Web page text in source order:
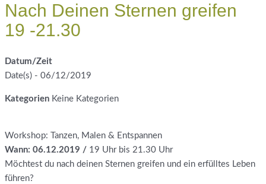
Nach Deinen Sternen greifen
19 -21.30
Datum/Zeit
Date(s) - 06/12/2019
Kategorien Keine Kategorien
Workshop: Tanzen, Malen & Entspannen
Wann: 06.12.2019 / 19 Uhr bis 21.30 Uhr
Möchtest du nach deinen Sternen greifen und ein erfülltes Leben
führen?